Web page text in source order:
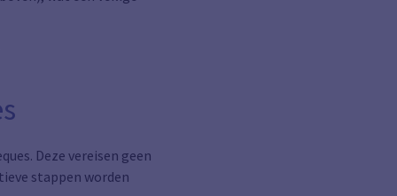
Deze vereisen geen
stappen worden